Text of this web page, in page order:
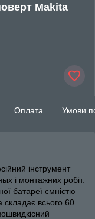
Makita
Оплата Умови
інструмент
і монтажних робіт.
батареї ємністю
складає всього 60